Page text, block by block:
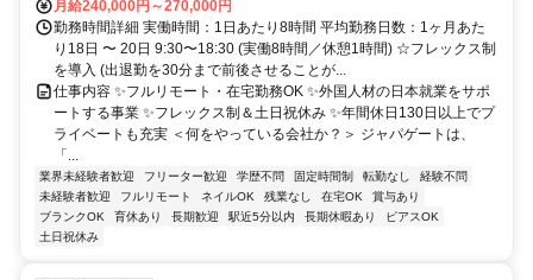
月給240,000円～270,000円
勤務時間詳細 実働時間：1日あたり8時間 平均勤務日数：1ヶ月あた
り18日 〜 20日 9:30〜18:30 (実働8時間／休憩1時間) ☆フレックス制
を導入 (出退勤を30分まで前後させることが...
仕事内容 ✨フルリモート・在宅勤務OK ✨外国人材の日本就業をサポ
ートする事業 ✨フレックス制＆土日祝休み ✨年間休日130日以上でプ
ライベートも充実 ＜何をやっている会社か？＞ ジャパゲートは、
「...
業界未経験者歓迎 フリーター歓迎 学歴不問 固定時間制 転勤なし
経験不問
未経験者歓迎
フルリモート ネイルOK 残業なし 在宅OK
賞与あり
ブランクOK
育休あり 長期歓迎 駅近5分以内 長期休暇あり
ピアスOK
土日祝休み